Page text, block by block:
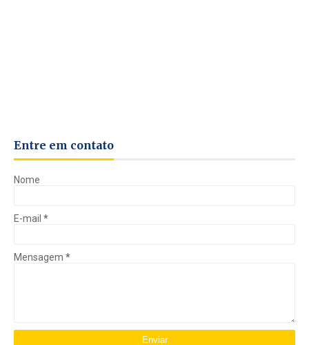
Entre em contato
Nome
E-mail *
Mensagem *